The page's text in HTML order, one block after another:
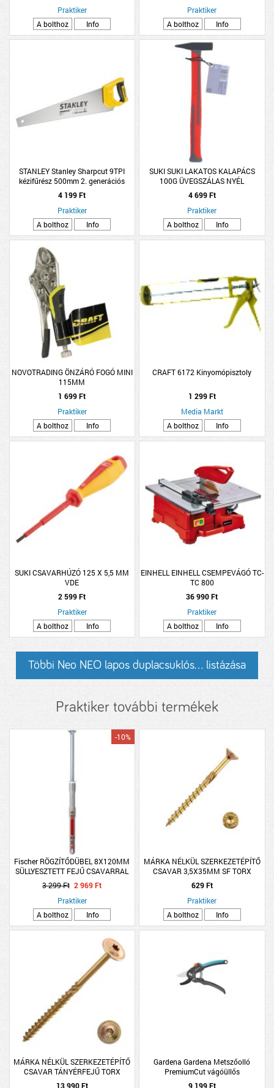
Praktiker
A bolthoz
Info
Praktiker
A bolthoz
Info
STANLEY Stanley Sharpcut 9TPI
kézifűrész 500mm 2. generációs
4 199 Ft
Praktiker
A bolthoz
Info
SUKI SUKI LAKATOS KALAPÁCS
100G ÜVEGSZÁLAS NYÉL
4 699 Ft
Praktiker
A bolthoz
Info
NOVOTRADING ÖNZÁRÓ FOGÓ MINI
115MM
1 699 Ft
Praktiker
A bolthoz
Info
CRAFT 6172 Kinyomópisztoly
1 299 Ft
Media Markt
A bolthoz
Info
SUKI CSAVARHÚZÓ 125 X 5,5 MM
VDE
2 599 Ft
Praktiker
A bolthoz
Info
EINHELL EINHELL CSEMPEVÁGÓ TC-
TC 800
36 990 Ft
Praktiker
A bolthoz
Info
Többi Neo NEO lapos duplacsuklós... listázása
Praktiker további termékek
Fischer RÖGZÍTŐDÜBEL 8X120MM
SÜLLYESZTETT FEJŰ CSAVARRAL
4DB/CSOMAG DUOXPAND
-10%
3 299 Ft 2 969 Ft
Praktiker
A bolthoz
Info
MÁRKA NÉLKÜL SZERKEZETÉPÍTŐ
CSAVAR 3,5X35MM SF TORX
SÁRGA HORGANYZOTT 20 DB/CSM
629 Ft
Praktiker
A bolthoz
Info
MÁRKA NÉLKÜL SZERKEZETÉPÍTŐ
CSAVAR TÁNYÉRFEJŰ TORX
6.0X180 SÁRGA HORGANY
13 990 Ft
Gardena Gardena Metszőolló
PremiumCut vágóüllős
szárazmetszéshez
9 199 Ft